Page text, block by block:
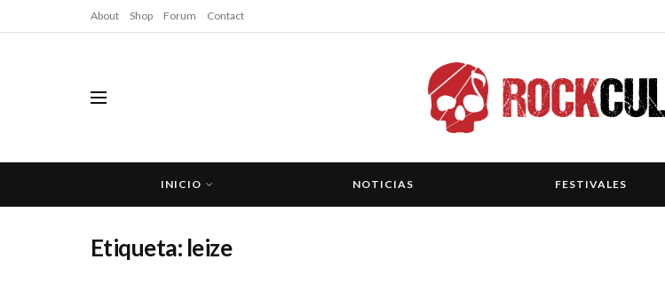
About Shop Forum Contact
INICIO NOTICIAS FESTIVALES
Etiqueta: leize